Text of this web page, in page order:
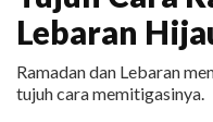
Lebaran
Ramadan dan Lebaran
tujuh cara memitigasinya.